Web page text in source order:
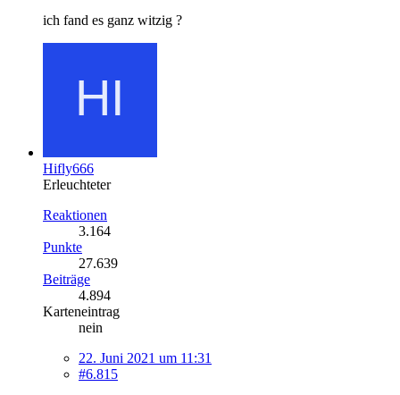
ich fand es ganz witzig ?
Hifly666
Erleuchteter
Reaktionen
3.164
Punkte
27.639
Beiträge
4.894
Karteneintrag
nein
22. Juni 2021 um 11:31
#6.815